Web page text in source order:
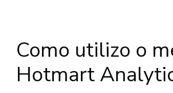
Como utilizo o
Hotmart